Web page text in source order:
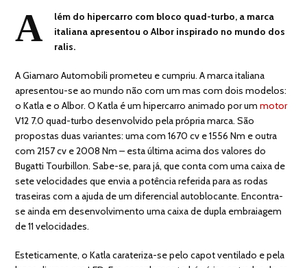
A
lém do hipercarro com bloco quad-turbo, a marca
italiana apresentou o Albor inspirado no mundo dos
ralis.
A Giamaro Automobili prometeu e cumpriu. A marca italiana
apresentou-se ao mundo não com um mas com dois modelos:
o Katla e o Albor. O Katla é um hipercarro animado por ummotor
V12 7.0 quad-turbo desenvolvido pela própria marca. São
propostas duas variantes: uma com 1670 cv e 1556 Nm e outra
com 2157 cv e 2008 Nm – esta última acima dos valores do
Bugatti Tourbillon. Sabe-se, para já, que conta com uma caixa de
sete velocidades que envia a potência referida para as rodas
traseiras com a ajuda de um diferencial autoblocante. Encontra-
se ainda em desenvolvimento uma caixa de dupla embraiagem
de 11 velocidades.
Esteticamente, o Katla carateriza-se pelo capot ventilado e pela